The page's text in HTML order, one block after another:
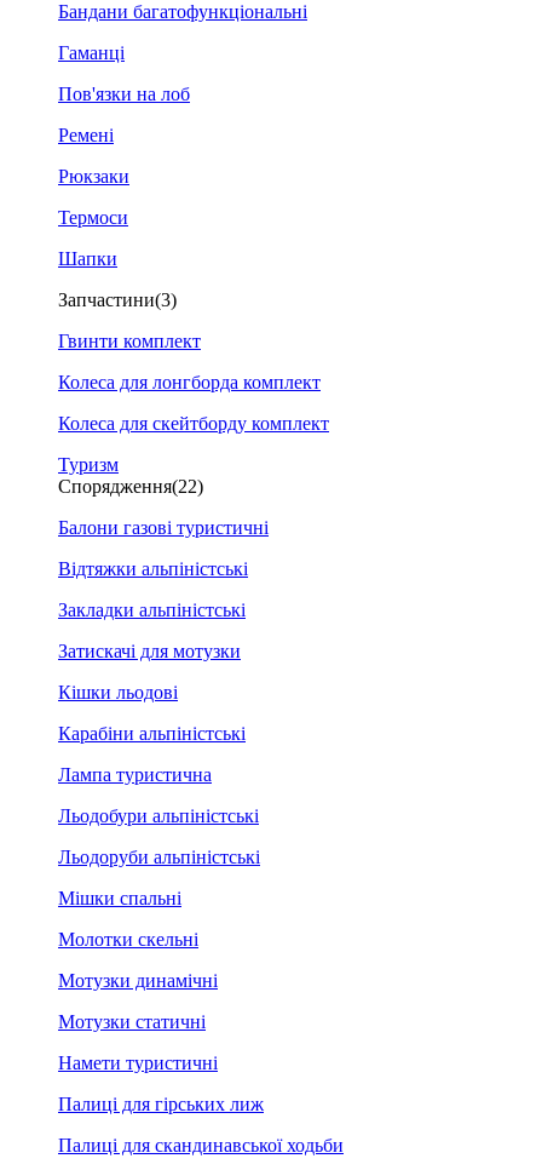
Бандани багатофункціональні
Гаманці
Пов'язки на лоб
Ремені
Рюкзаки
Термоси
Шапки
Запчастини(3)
Гвинти комплект
Колеса для лонгборда комплект
Колеса для скейтборду комплект
Туризм
Спорядження(22)
Балони газові туристичні
Відтяжки альпіністські
Закладки альпіністські
Затискачі для мотузки
Кішки льодові
Карабіни альпіністські
Лампа туристична
Льодобури альпіністські
Льодоруби альпіністські
Мішки спальні
Молотки скельні
Мотузки динамічні
Мотузки статичні
Намети туристичні
Палиці для гірських лиж
Палиці для скандинавської ходьби